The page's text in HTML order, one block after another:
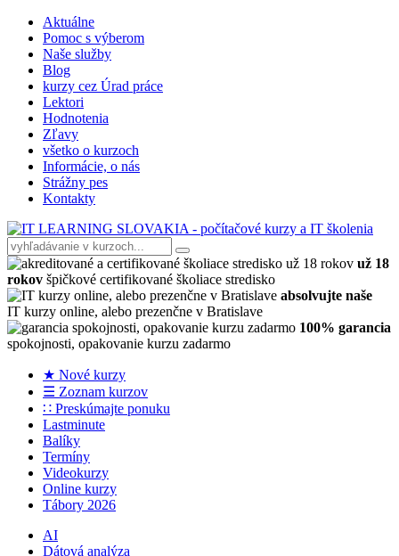
Aktuálne
Pomoc s výberom
Naše služby
Blog
kurzy cez Úrad práce
Lektori
Hodnotenia
Zľavy
všetko o kurzoch
Informácie, o nás
Strážny pes
Kontakty
už 18
rokov špičkové certifikované školiace stredisko
absolvujte naše
IT kurzy online, alebo prezenčne v Bratislave
100% garancia
spokojnosti, opakovanie kurzu zadarmo
★ Nové kurzy
☰ Zoznam kurzov
∷ Preskúmajte ponuku
Lastminute
Balíky
Termíny
Videokurzy
Online kurzy
Tábory 2026
AI
Dátová analýza